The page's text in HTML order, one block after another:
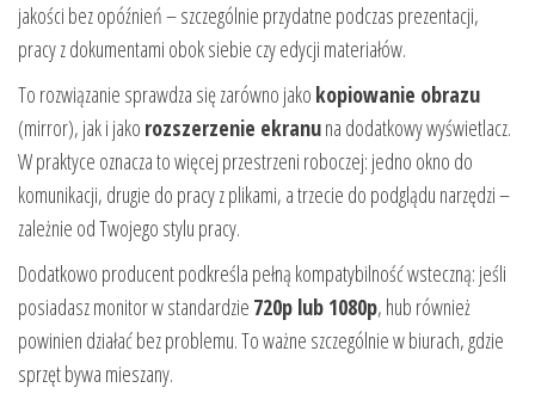
jakości bez opóźnień – szczególnie przydatne podczas prezentacji,
pracy z dokumentami obok siebie czy edycji materiałów.
To rozwiązanie sprawdza się zarówno jako kopiowanie obrazu
(mirror), jak i jako rozszerzenie ekranuna dodatkowy wyświetlacz.
W praktyce oznacza to więcej przestrzeni roboczej: jedno okno do
komunikacji, drugie do pracy z plikami, a trzecie do podglądu narzędzi –
zależnie od Twojego stylu pracy.
Dodatkowo producent podkreśla pełną kompatybilność wsteczną: jeśli
posiadasz monitor w standardzie 720p lub 1080p, hub również
powinien działać bez problemu. To ważne szczególnie w biurach, gdzie
sprzęt bywa mieszany.